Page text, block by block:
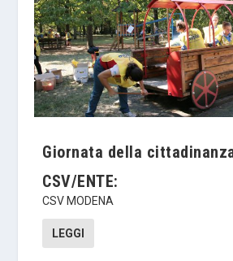
Giornata della
CSV/ENTE:
CSV MODENA
LEGGI